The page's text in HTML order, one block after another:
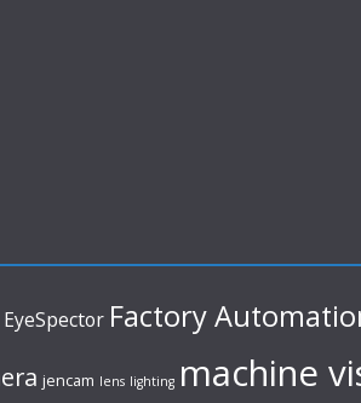
EyeSpector Factory
jencam lens lighting machine